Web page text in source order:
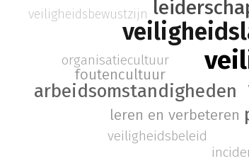
arbeidsomstandigheden
leren en verbeteren
foutencultuur
organisatiecultuur
veiligheidsbeleid
veiligheidsbewustzijn